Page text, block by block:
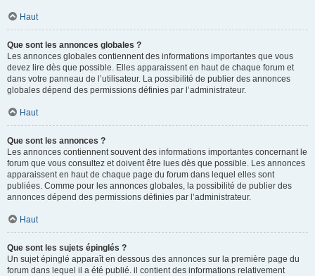
Haut
Que sont les annonces globales ?
Les annonces globales contiennent des informations importantes que vous
devez lire dès que possible. Elles apparaissent en haut de chaque forum et
dans votre panneau de l’utilisateur. La possibilité de publier des annonces
globales dépend des permissions définies par l’administrateur.
Haut
Que sont les annonces ?
Les annonces contiennent souvent des informations importantes concernant le
forum que vous consultez et doivent être lues dès que possible. Les annonces
apparaissent en haut de chaque page du forum dans lequel elles sont
publiées. Comme pour les annonces globales, la possibilité de publier des
annonces dépend des permissions définies par l’administrateur.
Haut
Que sont les sujets épinglés ?
Un sujet épinglé apparaît en dessous des annonces sur la première page du
forum dans lequel il a été publié. il contient des informations relativement